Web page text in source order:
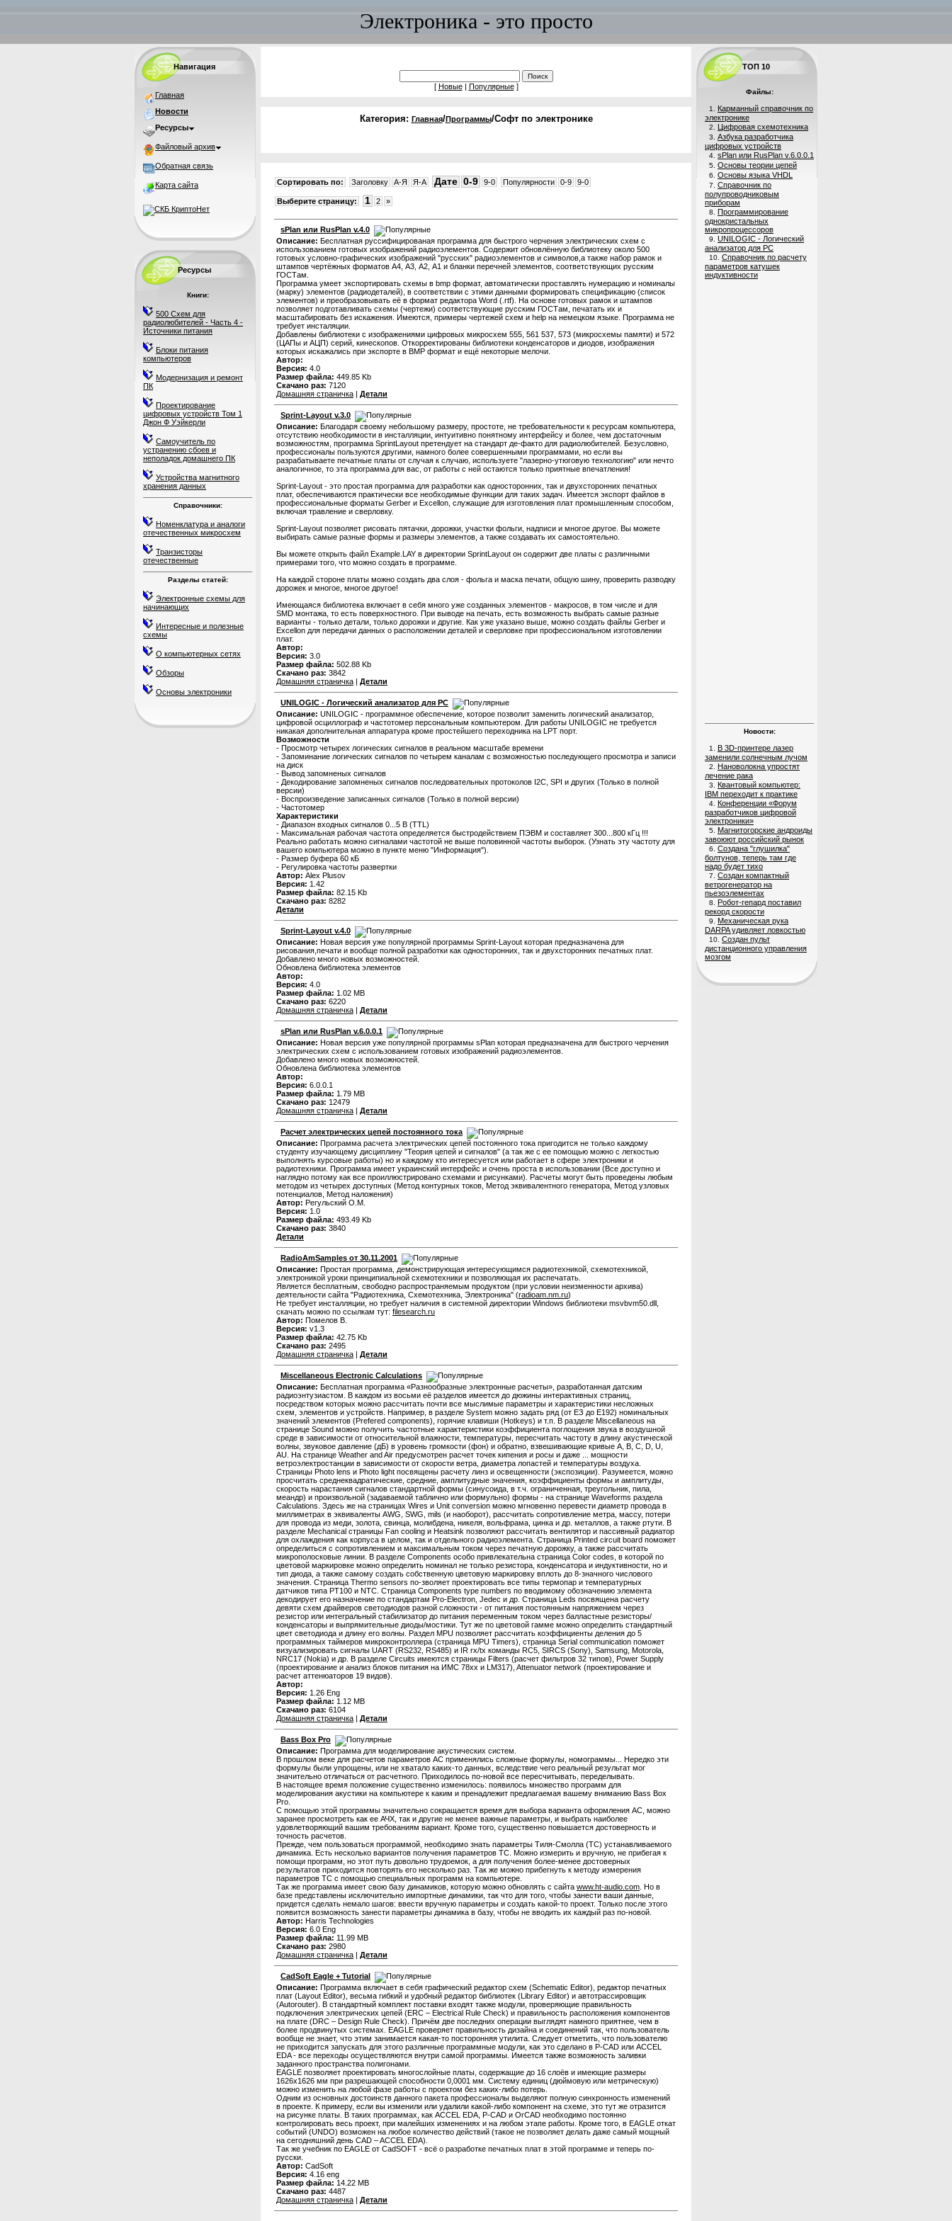
Электроника - это просто
Навигация
Главная
Новости
Ресурсы
Файловый архив
Обратная связь
Карта сайта
Ресурсы
Книги:
500 Схем для
радиолюбителей - Часть 4 -
Источники питания
Блоки питания
компьютеров
Модернизация и ремонт
ПК
Проектирование
цифровых устройств Том 1
Джон Ф Уэйкерли
Самоучитель по
устранению сбоев и
неполадок домашнего ПК
Устройства магнитного
хранения данных
Справочники:
Номенклатура и аналоги
отечественных микросхем
Транзисторы
отечественные
Разделы статей:
Электронные схемы для
начинающих
Интересные и полезные
схемы
О компьютерных сетях
Обзоры
Основы электроники
[ Новые| Популярные]
Категория: Главная/Программы/Софт по электронике
Сортировать по: Заголовку A-Я Я-A Дате 0-9 9-0 Популярности 0-9 9-0
Выберите страницу: 1 2 »
sPlan или RusPlan v.4.0
Описание: Бесплатная руссифицированая программа для быстрого черчения электрических схем с
использованием готовых изображений радиоэлементов. Содержит обновлённую библиотеку около 500
готовых условно-графических изображений "русских" радиоэлементов и символов,а также набор рамок и
штампов чертёжных форматов А4, А3, А2, А1 и бланки перечней элементов, соответствующих русским
ГОСТам.
Программа умеет экспортировать схемы в bmp формат, автоматически проставлять нумерацию и номиналы
(марку) элементов (радиодеталей), в соответствии с этими данными формировать спецификацию (список
элементов) и преобразовывать её в формат редактора Word (.rtf). На основе готовых рамок и штампов
позволяет подготавливать схемы (чертежи) соответствующие русским ГОСТам, печатать их и
масштабировать без искажения. Имеются, примеры чертежей схем и help на немецком языке. Программа не
требует инсталяции.
Добавлены библиотеки с изображениями цифровых микросхем 555, 561 537, 573 (микросхемы памяти) и 572
(ЦАПы и АЦП) серий, кинескопов. Откорректированы библиотеки конденсаторов и диодов, изображения
которых искажались при экспорте в BMP формат и ещё некоторые мелочи.
Автор:
Версия: 4.0
Размер файла: 449.85 Kb
Скачано раз: 7120
Домашняя страничка | Детали
Sprint-Layout v.3.0
Описание: Благодаря своему небольшому размеру, простоте, не требовательности к ресурсам компьютера,
отсутствию необходимости в инсталляции, интуитивно понятному интерфейсу и более, чем достаточным
возможностям, программа SprintLayout претендует на стандарт де-факто для радиолюбителей. Безусловно,
профессионалы пользуются другими, намного более совершенными программами, но если вы
разрабатываете печатные платы от случая к случаю, используете "лазерно-утюговую технологию" или нечто
аналогичное, то эта программа для вас, от работы с ней остаются только приятные впечатления!
Sprint-Layout - это простая программа для разработки как односторонних, так и двухсторонних печатных
плат, обеспечиваются практически все необходимые функции для таких задач. Имеется экспорт файлов в
профессиональные форматы Gerber и Excellon, служащие для изготовления плат промышленным способом,
включая травление и сверловку.
Sprint-Layout позволяет рисовать пятачки, дорожки, участки фольги, надписи и многое другое. Вы можете
выбирать самые разные формы и размеры элементов, а также создавать их самостоятельно.
Вы можете открыть файл Example.LAY в директории SprintLayout он содержит две платы с различными
примерами того, что можно создать в программе.
На каждой стороне платы можно создать два слоя - фольга и маска печати, общую шину, проверить разводку
дорожек и многое, многое другое!
Имеющаяся библиотека включает в себя много уже созданных элементов - макросов, в том числе и для
SMD монтажа, то есть поверхностного. При выводе на печать, есть возможность выбрать самые разные
варианты - только детали, только дорожки и другие. Как уже указано выше, можно создать файлы Gerber и
Excellon для передачи данных о расположении деталей и сверловке при профессиональном изготовлении
плат.
Автор:
Версия: 3.0
Размер файла: 502.88 Kb
Скачано раз: 3842
Домашняя страничка | Детали
UNILOGIC - Логический анализатор для PC
Описание: UNILOGIC - программное обеспечение, которое позволит заменить логический анализатор,
цифровой осциллограф и частотомер персональным компьютером. Для работы UNILOGIC не требуется
никакая дополнительная аппаратура кроме простейшего переходника на LPT порт.
Возможности
- Просмотр четырех логических сигналов в реальном масштабе времени
- Запоминание логических сигналов по четырем каналам с возможностью последующего просмотра и записи
на диск
- Вывод запомненых сигналов
- Декодирование запомненых сигналов последовательных протоколов I2C, SPI и других (Только в полной
версии)
- Воспроизведение записанных сигналов (Только в полной версии)
- Частотомер
Характеристики
- Диапазон входных сигналов 0...5 В (TTL)
- Максимальная рабочая частота определяется быстродействием ПЭВМ и составляет 300...800 кГц !!!
Реально работать можно сигналами частотой не выше половинной частоты выборок. (Узнать эту частоту для
вашего компьютера можно в пункте меню "Информация").
- Размер буфера 60 кБ
- Регулировка частоты развертки
Автор: Alex Plusov
Версия: 1.42
Размер файла: 82.15 Kb
Скачано раз: 8282
Детали
Sprint-Layout v.4.0
Описание: Новая версия уже популярной программы Sprint-Layout которая предназначена для
рисования,печати и вообще полной разработки как односторонних, так и двухсторонних печатных плат.
Добавлено много новых возможностей.
Обновлена библиотека элементов
Автор:
Версия: 4.0
Размер файла: 1.02 MB
Скачано раз: 6220
Домашняя страничка | Детали
sPlan или RusPlan v.6.0.0.1
Описание: Новая версия уже популярной программы sPlan которая предназначена для быстрого черчения
электрических схем с использованием готовых изображений радиоэлементов.
Добавлено много новых возможностей.
Обновлена библиотека элементов
Автор:
Версия: 6.0.0.1
Размер файла: 1.79 MB
Скачано раз: 12479
Домашняя страничка | Детали
Расчет электрических цепей постоянного тока
Описание: Программа расчета электрических цепей постоянного тока пригодится не только каждому
студенту изучающему дисциплину "Теория цепей и сигналов" (а так же с ее помощью можно с легкостью
выполнять курсовые работы) но и каждому кто интересуется или работает в сфере электроники и
радиотехники. Программа имеет украинский интерфейс и очень проста в использовании (Все доступно и
наглядно потому как все проиллюстрировано схемами и рисунками). Расчеты могут быть проведены любым
методом из четырех доступных (Метод контурных токов, Метод эквивалентного генератора, Метод узловых
потенциалов, Метод наложения)
Автор: Регульский О.М.
Версия: 1.0
Размер файла: 493.49 Kb
Скачано раз: 3840
Детали
RadioAmSamples от 30.11.2001
Описание: Простая программа, демонстрирующая интересующимся радиотехникой, схемотехникой,
электроникой уроки принципиальной схемотехники и позволяющая их распечатать.
Является бесплатным, свободно распространяемым продуктом (при условии неизменности архива)
деятельности сайта "Радиотехника, Схемотехника, Электроника" (radioam.nm.ru)
Не требует инсталляции, но требует наличия в системной директории Windows библиотеки msvbvm50.dll,
скачать можно по ссылкам тут: filesearch.ru
Автор: Помелов В.
Версия: v1.3
Размер файла: 42.75 Kb
Скачано раз: 2495
Домашняя страничка | Детали
Miscellaneous Electronic Calculations
Описание: Бесплатная программа «Разнообразные электронные расчеты», разработанная датским
радиоэнтузиастом. В каждом из восьми её разделов имеется до дюжины интерактивных страниц,
посредством которых можно рассчитать почти все мыслимые параметры и характеристики несложных
схем, элементов и устройств. Например, в разделе System можно задать ряд (от ЕЗ до Е192) номинальных
значений элементов (Prefered components), горячие клавиши (Hotkeys) и т.п. В разделе Miscellaneous на
странице Sound можно получить частотные характеристики коэффициента поглощения звука в воздушной
среде в зависимости от относительной влажности, температуры, пересчитать частоту в длину акустической
волны, звуковое давление (дБ) в уровень громкости (фон) и обратно, взвешивающие кривые А, В, С, D, U,
AU. На странице Weather and Air предусмотрен расчет точек кипения и росы и даже ... мощности
ветроэлектростанции в зависимости от скорости ветра, диаметра лопастей и температуры воздуха.
Страницы Photo lens и Photo light посвящены расчету линз и освещенности (экспозиции). Разумеется, можно
просчитать среднеквадратические, средние, амплитудные значения, коэффициенты формы и амплитуды,
скорость нарастания сигналов стандартной формы (синусоида, в т.ч. ограниченная, треугольник, пила,
меандр) и произвольной (задаваемой таблично или формульно) формы - на странице Waveforms раздела
Calculations. Здесь же на страницах Wires и Unit conversion можно мгновенно перевести диаметр провода в
миллиметрах в эквиваленты AWG, SWG, mils (и наоборот), рассчитать сопротивление метра, массу, потери
для провода из меди, золота, свинца, молибдена, никеля, вольфрама, цинка и др. металлов, а также ртути. В
разделе Mechanical страницы Fan cooling и Heatsink позволяют рассчитать вентилятор и пассивный радиатор
для охлаждения как корпуса в целом, так и отдельного радиоэлемента. Страница Printed circuit board поможет
определиться с сопротивлением и максимальным током через печатную дорожку, а также рассчитать
микрополосковые линии. В разделе Components особо привлекательна страница Color codes, в которой по
цветовой маркировке можно определить номинал не только резистора, конденсатора и индуктивности, но и
тип диода, а также самому создать собственную цветовую маркировку вплоть до 8-значного числового
значения. Страница Thermo sensors по-зволяет проектировать все типы термопар и температурных
датчиков типа РТ100 и NTC. Страница Components type numbers по вводимому обозначению элемента
декодирует его назначение по стандартам Pro-Electron, Jedec и др. Страница Leds посвящена расчету
девяти схем драйверов светодиодов разной сложности - от питания постоянным напряжением через
резистор или интегральный стабилизатор до питания переменным током через балластные резисторы/
конденсаторы и выпрямительные диоды/мостики. Тут же по цветовой гамме можно определить стандартный
цвет светодиода и длину его волны. Раздел MPU позволяет рассчитать коэффициенты деления до 5
программных таймеров микроконтроллера (страница MPU Timers), страница Serial communication поможет
визуализировать сигналы UART (RS232, RS485) и IR rx/tx команды RC5, SIRCS (Sony), Samsung, Motorola,
NRC17 (Nokia) и др. В разделе Circuits имеются страницы Filters (расчет фильтров 32 типов), Power Supply
(проектирование и анализ блоков питания на ИМС 78хх и LM317), Attenuator network (проектирование и
расчет аттенюаторов 19 видов).
Автор:
Версия: 1.26 Eng
Размер файла: 1.12 MB
Скачано раз: 6104
Домашняя страничка | Детали
Bass Box Pro
Описание: Программа для моделирование акустических систем.
В прошлом веке для расчетов параметров АС применялись сложные формулы, номограммы... Нередко эти
формулы были упрощены, или не хватало каких-то данных, вследствие чего реальный результат мог
значительно отличаться от расчетного. Приходилось по-новой все пересчитывать, переделывать.
В настоящее время положение существенно изменилось: появилось множество программ для
моделирования акустики на компьютере к каким и пренадлежит предлагаемая вашему вниманию Bass Box
Pro.
С помощью этой программы значительно сокращается время для выбора варианта оформления АС, можно
заранее просмотреть как ее АЧХ, так и другие не менее важные параметры, и выбрать наиболее
удовлетворяющий вашим требованиям вариант. Кроме того, существенно повышается достоверность и
точность расчетов.
Прежде, чем пользоваться программой, необходимо знать параметры Тиля-Смолла (ТС) устанавливаемого
динамика. Есть несколько вариантов получения параметров ТС. Можно измерить и вручную, не прибегая к
помощи программ, но этот путь довольно трудоемок, а для получения более-менее достоверных
результатов приходится повторять его несколько раз. Так же можно прибегнуть к методу измерения
параметров ТС с помощью специальных программ на компьютере.
Так же программа имеет свою базу динамиков, которую можно обновлять с сайта www.ht-audio.com . Но в
базе представлены исключительно импортные динамики, так что для того, чтобы занести ваши данные,
придется сделать немало шагов: ввести вручную параметры и создать какой-то проект. Только после этого
появится возможность занести параметры динамика в базу, чтобы не вводить их каждый раз по-новой.
Автор: Harris Technologies
Версия: 6.0 Eng
Размер файла: 11.99 MB
Скачано раз: 2980
Домашняя страничка | Детали
CadSoft Eagle + Tutorial
Описание: Программа включает в себя графический редактор схем (Schematic Editor), редактор печатных
плат (Layout Editor), весьма гибкий и удобный редактор библиотек (Library Editor) и автотрассировщик
(Autorouter). В стандартный комплект поставки входят также модули, проверяющие правильность
подключения электрических цепей (ERC – Electrical Rule Check) и правильность расположения компонентов
на плате (DRC – Design Rule Check). Причём две последних операции выглядят намного приятнее, чем в
более продвинутых системах. EAGLE проверяет правильность дизайна и соединений так, что пользователь
вообще не знает, что этим занимается какая-то посторонняя утилита. Следует отметить, что пользователю
не приходится запускать для этого различные программные модули, как это сделано в P-CAD или ACCEL
EDA - все переходы осуществляются внутри самой программы. Имеется также возможность заливки
заданного пространства полигонами.
EAGLE позволяет проектировать многослойные платы, содержащие до 16 слоёв и имеющие размеры
1626х1626 мм при разрешающей способности 0,0001 мм. Систему единиц (дюймовую или метрическую)
можно изменить на любой фазе работы с проектом без каких-либо потерь.
Одним из основных достоинств данного пакета профессионалы выделяют полную синхронность изменений
в проекте. К примеру, если вы изменили или удалили какой-либо компонент на схеме, это тут же отразится
на рисунке платы. В таких программах, как ACCEL EDA, P-CAD и OrCAD необходимо постоянно
контролировать весь проект, при малейших изменениях и на любом этапе работы. Кроме того, в EAGLE откат
событий (UNDO) возможен на любое количество действий (такое не позволяет делать даже самый мощный
на сегодняшний день CAD – ACCEL EDA).
Так же учебник по EAGLE от CadSOFT - всё о разработке печатных плат в этой программе и теперь по-
русски.
Автор: CadSoft
Версия: 4.16 eng
Размер файла: 14.22 MB
Скачано раз: 4487
Домашняя страничка | Детали
ТОП 10
Файлы:
1. Карманный справочник по
электронике
2. Цифровая схемотехника
3. Азбука разработчика
цифровых устройств
4. sPlan или RusPlan v.6.0.0.1
5. Основы теории цепей
6. Основы языка VHDL
7. Справочник по
полупроводниковым
приборам
8. Программирование
однокристальных
микропроцессоров
9. UNILOGIC - Логический
анализатор для PC
10. Справочник по расчету
параметров катушек
индуктивности
Новости:
1. В 3D-принтере лазер
заменили солнечным лучом
2. Нановолокна упростят
лечение рака
3. Квантовый компьютер:
IBM переходит к практике
4. Конференции «Форум
разработчиков цифровой
электроники»
5. Магнитогорские андроиды
завоюют российский рынок
6. Создана "глушилка"
болтунов, теперь там где
надо будет тихо
7. Создан компактный
ветрогенератор на
пьезоэлементах
8. Робот-гепард поставил
рекорд скорости
9. Механическая рука
DARPA удивляет ловкостью
10. Создан пульт
дистанционного управления
мозгом